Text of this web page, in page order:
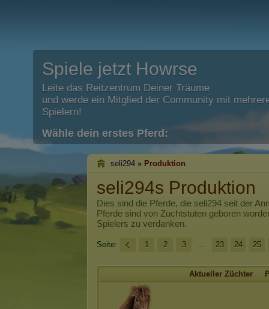
Spiele jetzt Howrse
Leite das Reitzentrum Deiner Träume
und werde ein Mitglied der Community mit
Spielern!
Wähle dein erstes Pferd:
seli294 » Produktion
seli294s Produktion
Dies sind die Pferde, die seli294 seit der
Pferde sind von Zuchtstuten geboren
Spielers zu verdanken.
Seite: 1 2 3 ... 23 24 25
Aktueller Züchter